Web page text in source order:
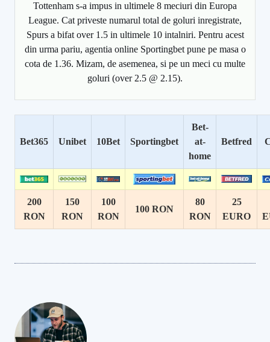
Tottenham s-a impus in ultimele 8 meciuri din Europa
League. Cat priveste numarul total de goluri inregistrate,
Spurs a bifat over 1.5 in ultimele 10 intalniri. Pentru acest
din urma pariu, agentia online Sportingbet pune pe masa o
cota de 1.36. Mizam, de asemenea, si pe un meci cu multe
goluri (over 2.5 @ 2.15).
Bet365 Unibet 10Bet Sportingbet
Bet-
at-
home
Betfred
200
RON
150
RON
100
RON
100 RON
80
RON
25
EURO